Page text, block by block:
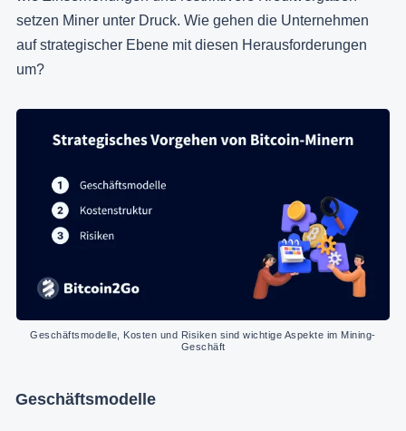
setzen Miner unter Druck. Wie gehen die Unternehmen
auf strategischer Ebene mit diesen Herausforderungen
um?
Geschäftsmodelle, Kosten und Risiken sind wichtige Aspekte im Mining-
Geschäft
Geschäftsmodelle